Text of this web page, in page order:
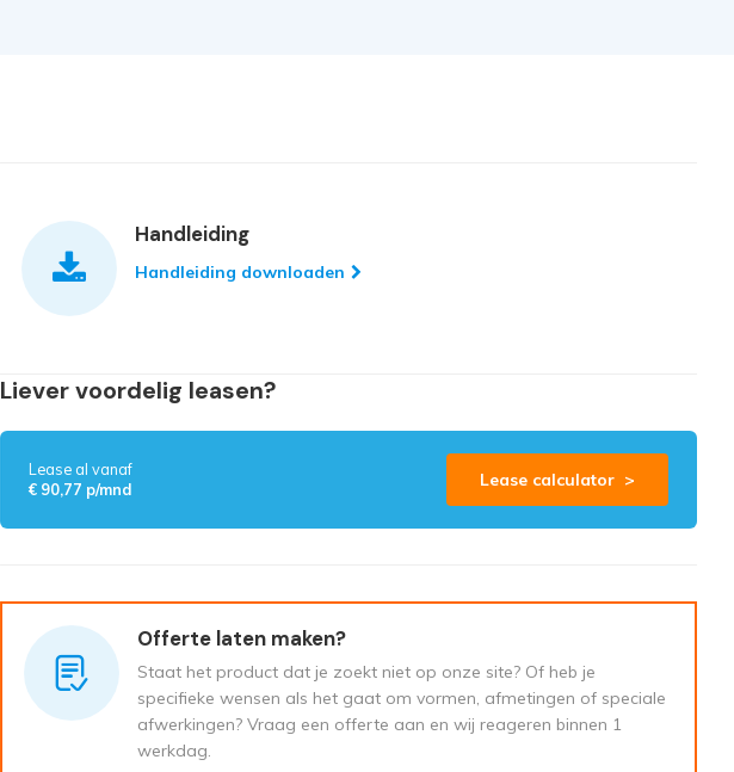
Handleiding
Handleiding downloaden
Liever voordelig leasen?
Lease al vanaf
€ 90,77 p/mnd
Lease calculator >
Offerte laten maken?
Staat het product dat je zoekt niet op onze site? Of heb je
specifieke wensen als het gaat om vormen, afmetingen of speciale
afwerkingen? Vraag een offerte aan en wij reageren binnen 1
werkdag.